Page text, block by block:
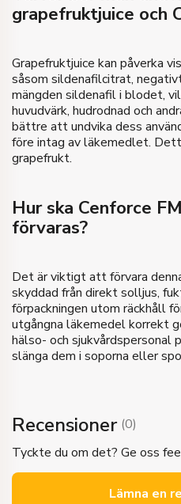
grapefruktjuice och
Grapefruktjuice kan påverka
såsom sildenafilcitrat,
mängden sildenafil i blodet,
huvudvärk, hudrodnad och
bättre att undvika dess
före intag av läkemedlet.
grapefrukt.
Hur ska Cenforce
förvaras?
Det är viktigt att förvara
skyddad från direkt solljus,
förpackningen utom räckhåll
utgångna läkemedel korrekt
hälso- och
slänga dem i soporna eller
Recensioner (0)
Tyckte du om det? Ge oss
Lämna en